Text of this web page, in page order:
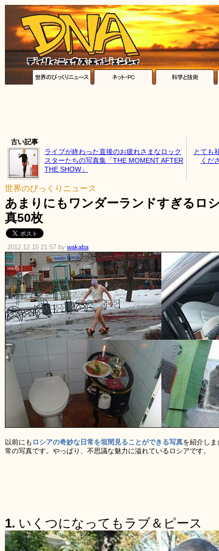
古い記事
ライブが終わった直後のお疲れさまなロック
スターたちの写真集「THE MOMENT AFTER
THE SHOW」
とても
くだ
世界のびっくりニュース
あまりにもワンダーランドすぎるロ
真50枚
2012.12.15 21:57 by wakaba
以前にも ロシアの奇妙な日常を垣間見ることができる写真を紹介し
常の写真です。やっぱり、不思議な魅力に溢れているロシアです。
1. いくつになってもラブ＆ピース